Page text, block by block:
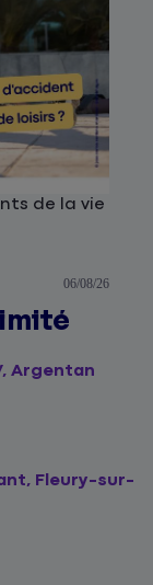
de la vie
06/08/26
Argentan
Fleury-sur-